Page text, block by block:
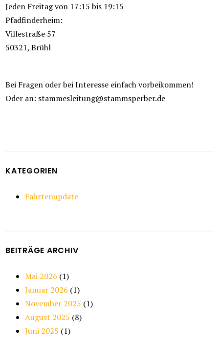
Jeden Freitag von 17:15 bis 19:15
Pfadfinderheim:
Villestraße 57
50321, Brühl
Bei Fragen oder bei Interesse einfach vorbeikommen!
Oder an: stammesleitung@stammsperber.de
KATEGORIEN
Fahrtenupdate
BEITRÄGE ARCHIV
Mai 2026 (1)
Januar 2026 (1)
November 2025 (1)
August 2025 (8)
Juni 2025 (1)